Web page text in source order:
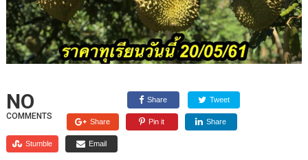
NO
COMMENTS
Share Tweet
Share Pin it Share
Stumble Email